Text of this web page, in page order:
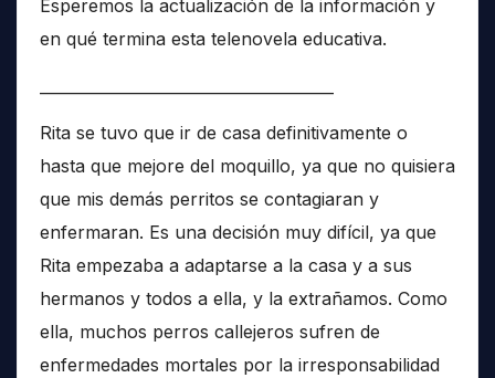
Esperemos la actualización de la información y
en qué termina esta telenovela educativa.
Rita se tuvo que ir de casa definitivamente o
hasta que mejore del moquillo, ya que no quisiera
que mis demás perritos se contagiaran y
enfermaran. Es una decisión muy difícil, ya que
Rita empezaba a adaptarse a la casa y a sus
hermanos y todos a ella, y la extrañamos. Como
ella, muchos perros callejeros sufren de
enfermedades mortales por la irresponsabilidad